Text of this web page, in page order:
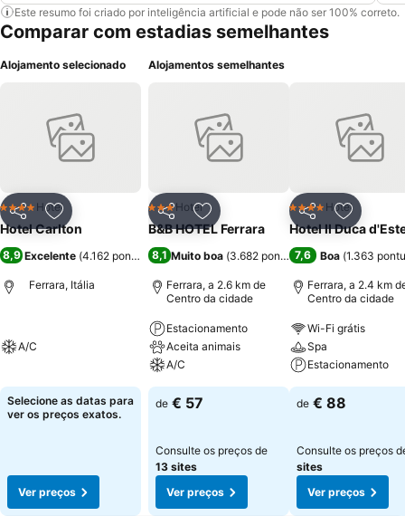
Este resumo foi criado por inteligência artificial e pode não ser 100% correto.
Comparar com estadias semelhantes
Alojamento selecionado
PartilharAdicionar aos favoritos
4 EstrelasHotel
Hotel Carlton
8,9 Excelente (4.162 pontuações)
Ferrara, Itália
A/C
Selecione as datas para
ver os preços exatos.
Ver preços
Alojamentos semelhantes
PartilharAdicionar aos favoritos
3 Estrelas
Hotel
B&B HOTEL Ferrara
8,1 Muito boa (3.682 pontuações)
Ferrara, a 2.6 km de
Centro da cidade
Estacionamento
Aceita animais
A/C
de € 57
Consulte os preços de
13 sites
Ver preços
Partilhar
4 EstrelasHotel
Hotel Il Duca
7,6 Boa (1.363
Ferrara, a 2.4 km
Centro da cidade
Wi-Fi grátis
Spa
Estacionamento
de € 88
Consulte os preços
sites
Ver preços